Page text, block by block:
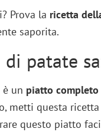
Prova la ricetta
saporita.
di patate
è un piatto
metti questa
questo piatto